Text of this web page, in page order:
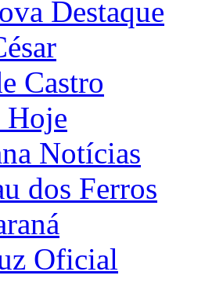
Destaque
Castro
Hoje
Notícias
dos Ferros
Oficial